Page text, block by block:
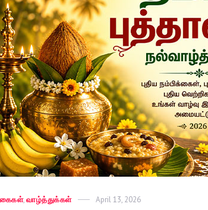
,வாழ்த்துக்கள்
Posted
April 13, 2026